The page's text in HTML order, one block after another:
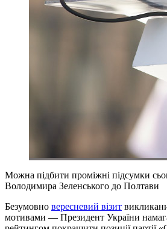
Можна підбити проміжні підсумки
Володимира Зеленського до Полтави
Безумовно вересневий візит
мотивами — Президент України